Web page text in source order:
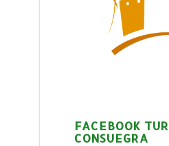
FACEBOOK
CONSUEGRA